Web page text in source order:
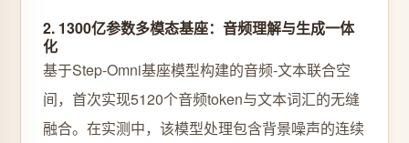
2. 1300亿参数多模态基座：音频理解与生成一体
化
基于Step-Omni基座模型构建的音频-文本联合空
间，首次实现5120个音频token与文本词汇的无缝
融合。在实测中，该模型处理包含背景噪声的连续